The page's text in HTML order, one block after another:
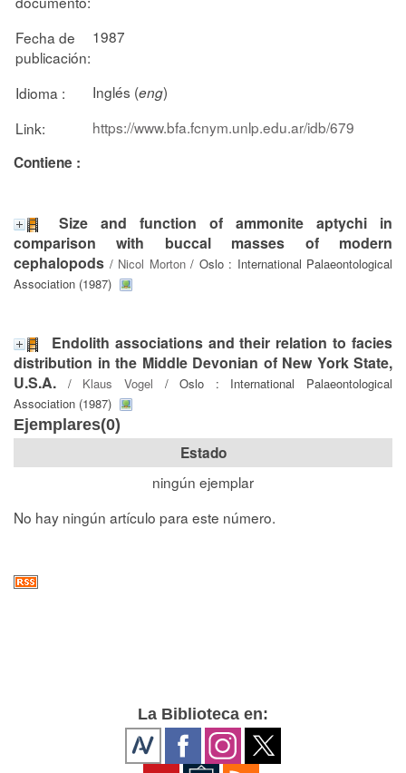
Fecha de
publicación:
1987
Idioma : Inglés (eng)
Link:
https://www.bfa.fcnym.unlp.edu.ar/idb/679
Contiene :
Size and function of ammonite aptychi in
comparison with buccal masses of modern
cephalopods / Nicol Morton/ Oslo : International Palaeontological
Association (1987)
Endolith associations and their relation to facies
distribution in the Middle Devonian of New York State,
U.S.A. / Klaus Vogel / Oslo : International Palaeontological
Association (1987)
Ejemplares(0)
Estado
ningún ejemplar
No hay ningún artículo para este número.
La Biblioteca en: